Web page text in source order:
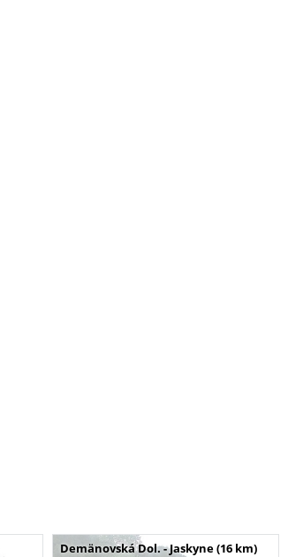
Demänovská Dol. - Jaskyne (16 km)